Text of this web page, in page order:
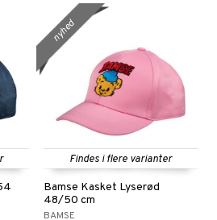
Findes i flere varianter
Bamse Kasket Lyserød
48/50 cm
BAMSE
nyhed